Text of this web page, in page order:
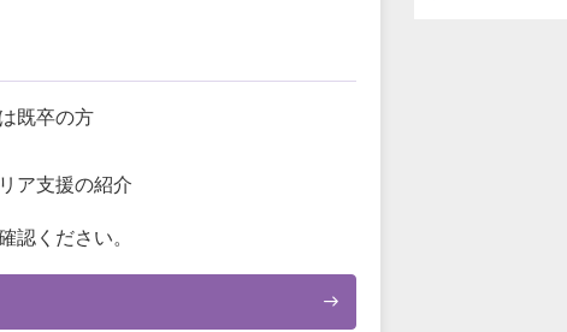
既卒の方
ア支援の紹介
認ください。